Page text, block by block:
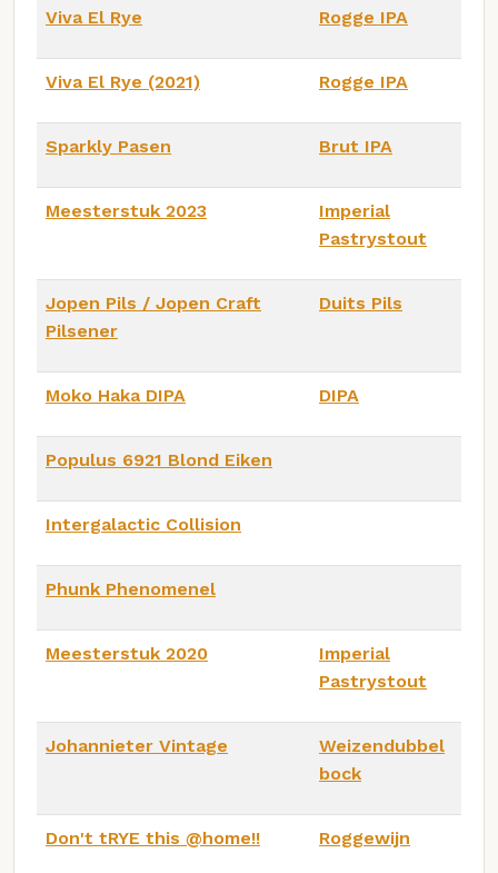
Viva El Rye Rogge IPA
Viva El Rye (2021) Rogge IPA
Sparkly Pasen Brut IPA
Meesterstuk 2023
Imperial
Pastrystout
Jopen Pils / Jopen Craft
Pilsener
Duits Pils
Moko Haka DIPA DIPA
Populus 6921 Blond Eiken
Intergalactic Collision
Phunk Phenomenel
Meesterstuk 2020
Imperial
Pastrystout
Johannieter Vintage
Weizendubbel
bock
Don't tRYE this @home!! Roggewijn